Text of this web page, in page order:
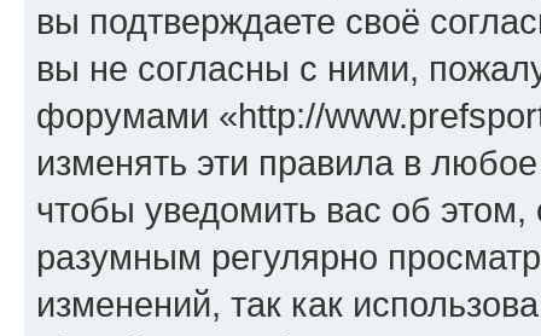
вы подтверждаете своё
вы не согласны с ними,
форумами «http://
изменять эти правила в
чтобы уведомить вас об
разумным регулярно
изменений, так как